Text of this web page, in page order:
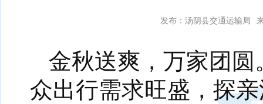
发布：汤阴县交通运输局
金秋送爽，万家团
众出行需求旺盛，探